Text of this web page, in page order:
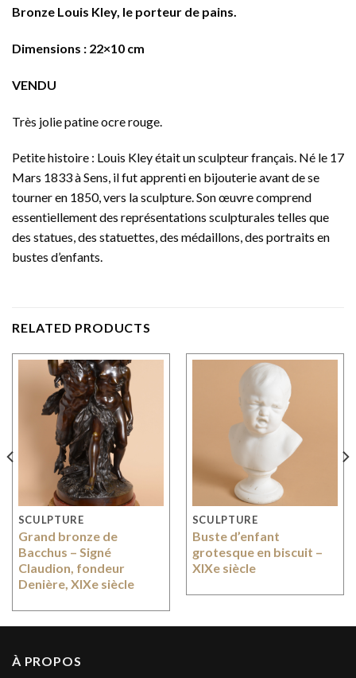
Bronze Louis Kley, le porteur de pains.
Dimensions : 22×10 cm
VENDU
Très jolie patine ocre rouge.
Petite histoire : Louis Kley était un sculpteur français. Né le 17
Mars 1833 à Sens, il fut apprenti en bijouterie avant de se
tourner en 1850, vers la sculpture. Son œuvre comprend
essentiellement des représentations sculpturales telles que
des statues, des statuettes, des médaillons, des portraits en
bustes d’enfants.
RELATED PRODUCTS
SCULPTURE
Grand bronze de
Bacchus – Signé
Claudion, fondeur
Denière, XIXe siècle
SCULPTURE
Buste d’enfant
grotesque en biscuit –
XIXe siècle
À PROPOS